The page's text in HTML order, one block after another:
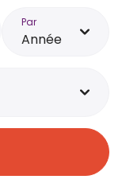
Par
Année